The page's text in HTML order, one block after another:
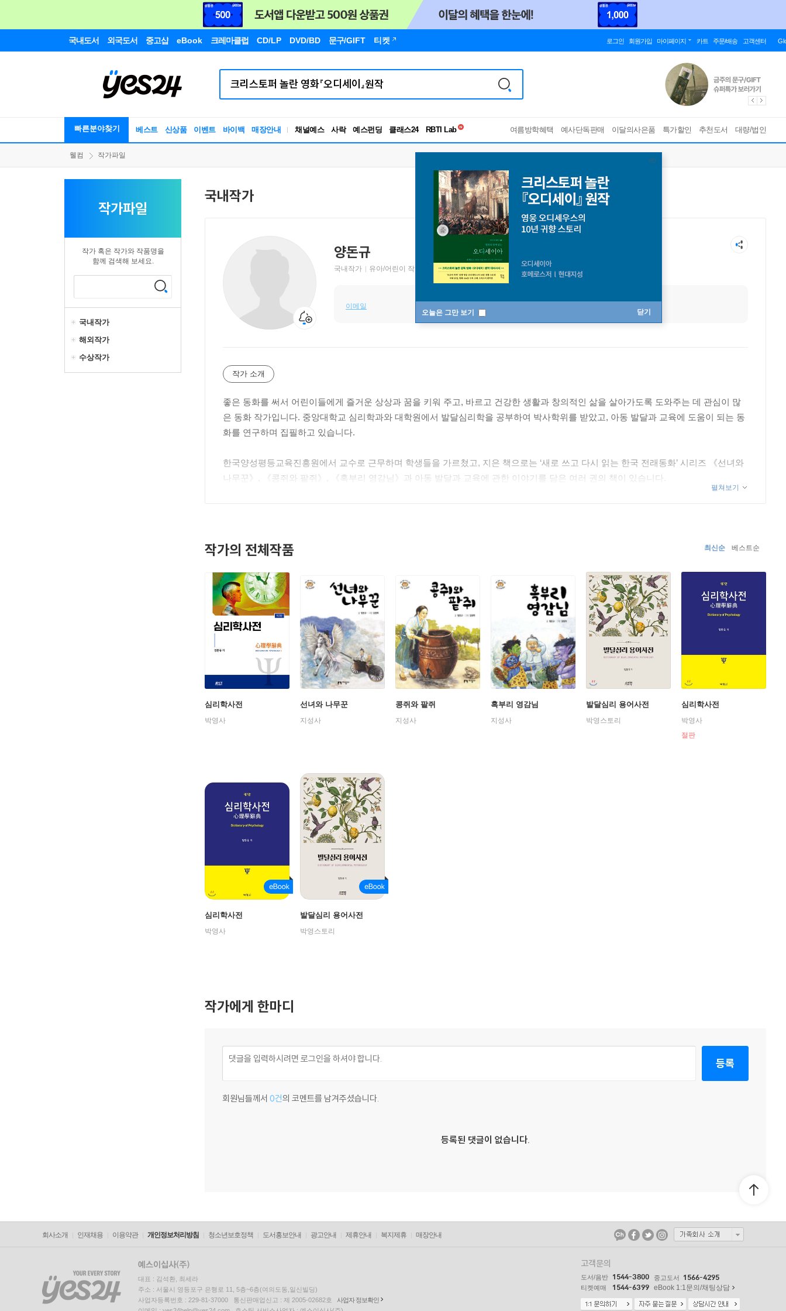
국내도서 외국도서 중고샵 eBook 크레마클럽 CD/LP DVD/BD 문구/GIFT 티켓 로그인 회원가입 마이페이지 카트 주문/배송 고객센터
빠른분야찾기 베스트 신상품 이벤트 바이백 매장안내 채널예스 사락 예스펀딩 클래스24
RBTI Lab
독서유형검사
여름방학혜택 예사단독판매 이달의사은품 특가할인 추천도서 대량/법인
오늘은 그만 보기 닫기
웰컴 작가파일
작가파일
작가 혹은 작가와 작품명을
함께 검색해 보세요.
국내작가
해외작가
수상작가
국내작가
양돈규
국내작가 유아/어린이 작가
이메일
작가 소개
좋은 동화를 써서 어린이들에게 즐거운 상상과 꿈을 키워 주고, 바르고 건강한 생활과 창의적인 삶을 살아가도록 도와주는 데 관심이 많
은 동화 작가입니다. 중앙대학교 심리학과와 대학원에서 발달심리학을 공부하여 박사학위를 받았고, 아동 발달과 교육에 도움이 되는 동
화를 연구하며 집필하고 있습니다.
한국양성평등교육진흥원에서 교수로 근무하며 학생들을 가르쳤고, 지은 책으로는 ‘새로 쓰고 다시 읽는 한국 전래동화’ 시리즈 《선녀와
나무꾼》, 《콩쥐와 팥쥐》, 《혹부리 영감님》과 아동 발달과 교육에 관한 이야기를 담은 여러 권의 책이 있습니다.
펼쳐보기
작가의 전체작품 최신순 베스트순
심리학사전
박영사
선녀와 나무꾼
지성사
콩쥐와 팥쥐
지성사
혹부리 영감님
지성사
발달심리 용어사전
박영스토리
심리학사전
박영사
절판
심리학사전
박영사
발달심리 용어사전
박영스토리
작가에게 한마디
등록
회원님들께서 0건의 코멘트를 남겨주셨습니다.
등록된 댓글이 없습니다.
회사소개 인재채용 이용약관 개인정보처리방침 청소년보호정책 도서홍보안내 광고안내 제휴안내 복지제휴 매장안내
대표 : 김석환, 최세라
주소 : 서울시 영등포구 은행로 11, 5층~6층(여의도동,일신빌딩)
사업자등록번호 : 229-81-37000 통신판매업신고 : 제 2005-02682호
사업자 정보확인
고객문의
도서/음반 1544-3800 중고도서 1566-4295
티켓예매 1544-6399 eBook 1:1문의/채팅상담